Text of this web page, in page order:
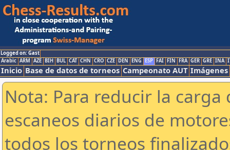
Logged on: Gast
Arabic ARM AZE BIH BUL CAT CHN CRO CZE DEN ENG ESP FAI FIN FRA GER GRE INA
Inicio Base de datos de torneos Campeonato AUT Imágenes
Nota: Para reducir la
escaneos diarios de
todos los torneos